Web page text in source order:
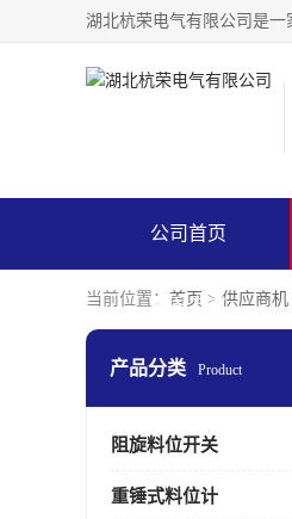
公司首页
联系方式
当前位置： 首页 > 供应商机
产品分类 Product
阻旋料位开关
重锤式料位计